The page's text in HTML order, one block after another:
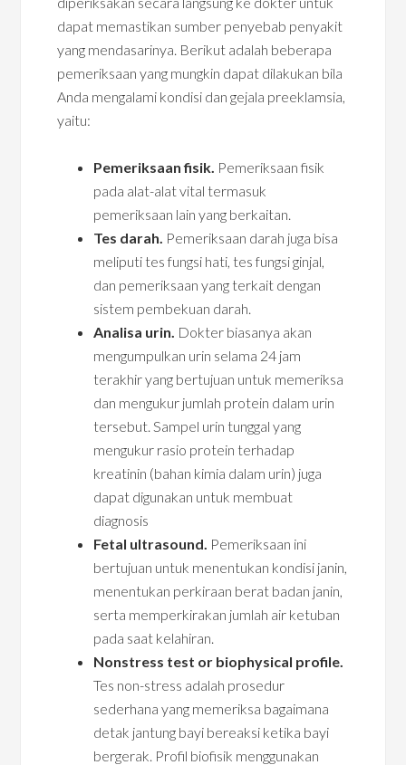
dapat memastikan sumber penyebab penyakit
yang mendasarinya. Berikut adalah beberapa
pemeriksaan yang mungkin dapat dilakukan bila
Anda mengalami kondisi dan gejala preeklamsia,
yaitu:
Pemeriksaan fisik. Pemeriksaan fisik
pada alat-alat vital termasuk
pemeriksaan lain yang berkaitan.
Tes darah. Pemeriksaan darah juga bisa
meliputi tes fungsi hati, tes fungsi ginjal,
dan pemeriksaan yang terkait dengan
sistem pembekuan darah.
Analisa urin. Dokter biasanya akan
mengumpulkan urin selama 24 jam
terakhir yang bertujuan untuk memeriksa
dan mengukur jumlah protein dalam urin
tersebut. Sampel urin tunggal yang
mengukur rasio protein terhadap
kreatinin (bahan kimia dalam urin) juga
dapat digunakan untuk membuat
diagnosis
Fetal ultrasound. Pemeriksaan ini
bertujuan untuk menentukan kondisi janin,
menentukan perkiraan berat badan janin,
serta memperkirakan jumlah air ketuban
pada saat kelahiran.
Nonstress test or biophysical profile.
Tes non-stress adalah prosedur
sederhana yang memeriksa bagaimana
detak jantung bayi bereaksi ketika bayi
bergerak. Profil biofisik menggunakan